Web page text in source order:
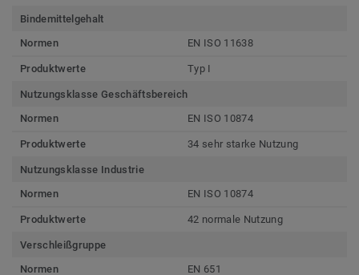
Bindemittelgehalt
Normen
EN ISO 11638
Produktwerte Typ I
Nutzungsklasse Geschäftsbereich
Normen
EN ISO 10874
Produktwerte 34 sehr starke Nutzung
Nutzungsklasse Industrie
Normen
EN ISO 10874
Produktwerte 42 normale Nutzung
Verschleißgruppe
Normen
EN 651